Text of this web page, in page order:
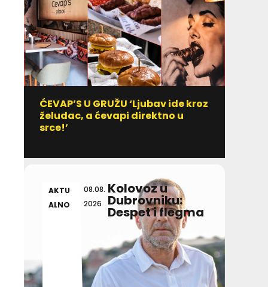
ĆEVAP’S U GRUŽU ‘Ljubav ide kroz
želudac, a ćevapi direktno u
srce!’
AKTU
ALNO
08.08.
2026
Kolovoz u
Dubrovniku:
Despet i flegma